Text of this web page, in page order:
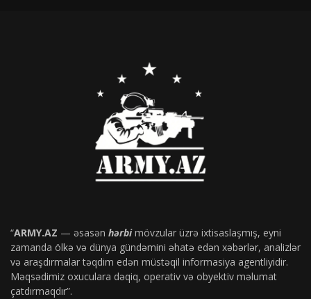
“ARMY.AZ — əsasən hərbimövzular üzrə ixtisaslaşmış, eyni
zamanda ölkə və dünya gündəmini əhatə edən xəbərlər, analizlər
və araşdırmalar təqdim edən müstəqil informasiya agentliyidir.
Məqsədimiz oxuculara dəqiq, operativ və obyektiv məlumat
çatdırmaqdır”.